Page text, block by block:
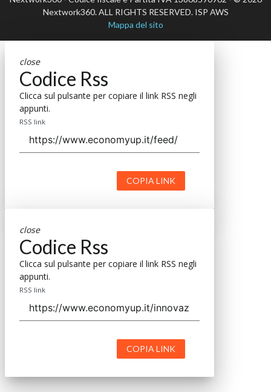
Nextwork360. ALL RIGHTS RESERVED. ISP AWS
Mappa del sito
close
Codice Rss
Clicca sul pulsante per copiare il link RSS negli
appunti.
RSS link
COPIA LINK
close
Codice Rss
Clicca sul pulsante per copiare il link RSS negli
appunti.
RSS link
COPIA LINK